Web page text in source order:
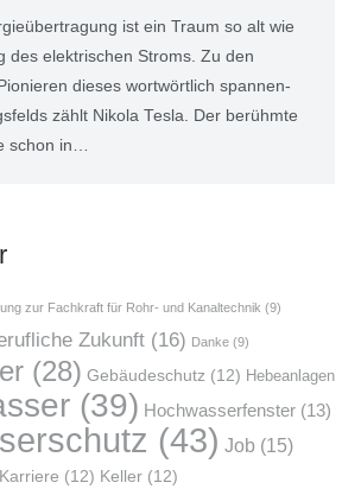
ist ein Traum so alt wie
des elek­tri­schen Stroms. Zu den
die­ses wort­wört­lich span­nen­
zählt Niko­la Tes­la. Der berühm­te
schon in…
zur Fachkraft für Rohr- und Kanaltechnik (9)
Zukunft(16) Danke(9)
(28) Gebäudeschutz(12) Hebeanlagen
(39) Hochwasserfenster(13)
(43) Job(15)
Karriere (12) Keller(12)